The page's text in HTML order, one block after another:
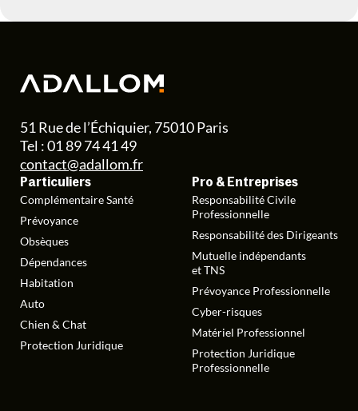
51 Rue de l’Échiquier, 75010 Paris
Tel : 01 89 74 41 49
contact@adallom.fr
Particuliers
Complémentaire Santé
Prévoyance
Obsèques
Dépendances
Habitation
Auto
Chien & Chat
Protection Juridique
Pro & Entreprises
Responsabilité Civile
Professionnelle
Responsabilité des Dirigeants
Mutuelle indépendants
et TNS
Prévoyance Professionnelle
Cyber-risques
Matériel Professionnel
Protection Juridique
Professionnelle